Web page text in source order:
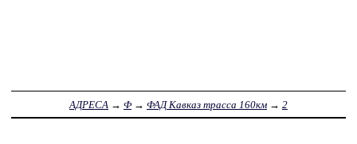
АДРЕСА → Ф → ФАД Кавказ трасса 160км → 2